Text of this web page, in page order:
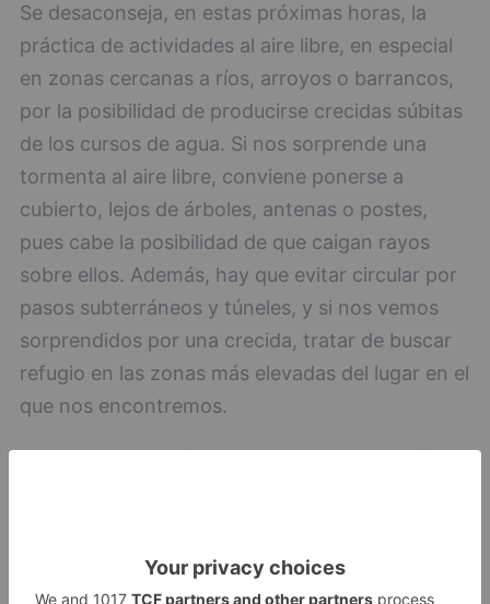
Se desaconseja, en estas próximas horas, la
práctica de actividades al aire libre, en especial
en zonas cercanas a ríos, arroyos o barrancos,
por la posibilidad de producirse crecidas súbitas
de los cursos de agua. Si nos sorprende una
tormenta al aire libre, conviene ponerse a
cubierto, lejos de árboles, antenas o postes,
pues cabe la posibilidad de que caigan rayos
sobre ellos. Además, hay que evitar circular por
pasos subterráneos y túneles, y si nos vemos
sorprendidos por una crecida, tratar de buscar
refugio en las zonas más elevadas del lugar en el
que nos encontremos.
también en los perfiles de Facebook, 'Centro de
Emergencias Castilla y León 112' y Twitter